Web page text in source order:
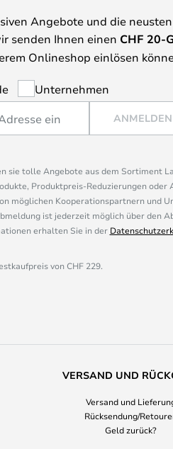
Angebote und die
senden Ihnen einen CHF 20-
Onlineshop einlösen
Unternehmen
ANMELDEN
sie tolle Angebote aus dem Sortiment
Produktpreis-Reduzierungen oder
möglichen Kooperationspartnern und
ist jederzeit möglich über den
erhalten Sie in der
von CHF 229.
VERSAND UND
Versand und
Rücksendung/
Geld zurück?